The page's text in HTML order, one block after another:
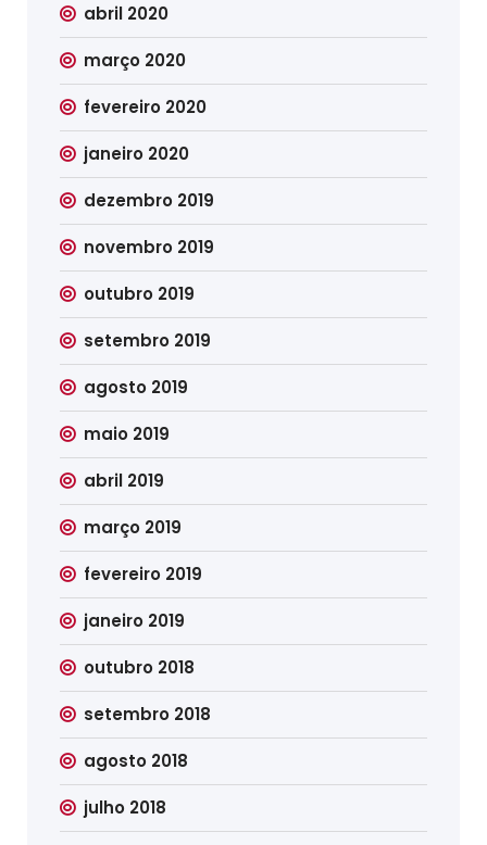
abril 2020
março 2020
fevereiro 2020
janeiro 2020
dezembro 2019
novembro 2019
outubro 2019
setembro 2019
agosto 2019
maio 2019
abril 2019
março 2019
fevereiro 2019
janeiro 2019
outubro 2018
setembro 2018
agosto 2018
julho 2018